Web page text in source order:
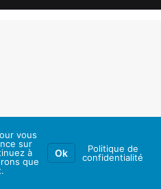
vous
sur
à
que
Ok
Politique de
confidentialité